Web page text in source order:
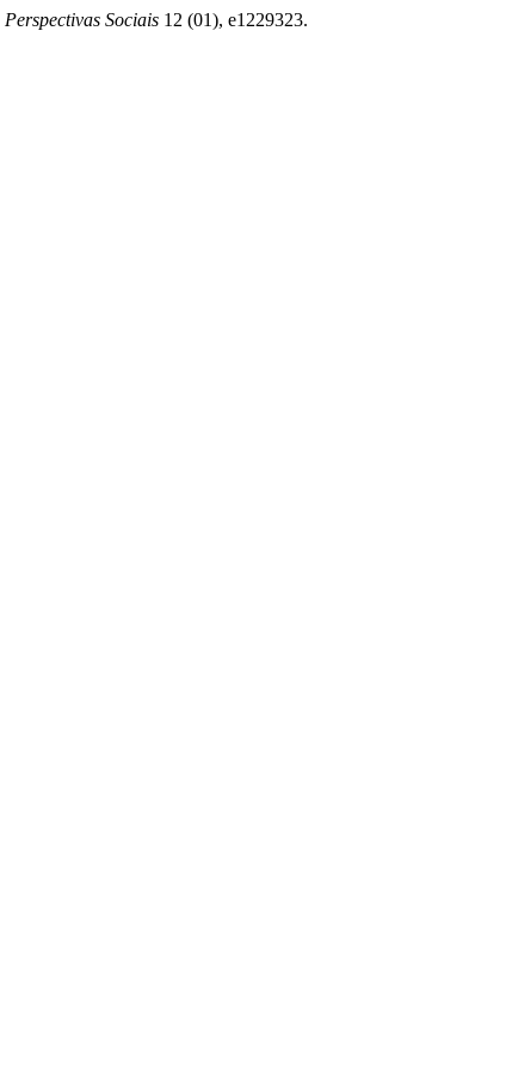
Perspectivas Sociais 12 (01), e1229323.